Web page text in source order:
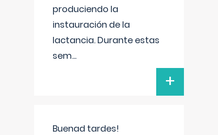
produciendo la
instauración de la
lactancia. Durante estas
sem...
+
Buenad tardes!